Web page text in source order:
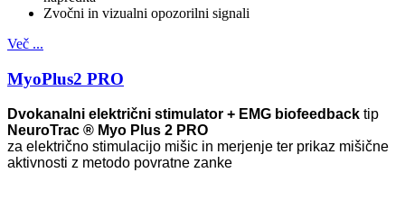
Zvočni in vizualni opozorilni signali
Več ...
MyoPlus2 PRO
Dvokanalni električni stimulator + EMG biofeedback tip
NeuroTrac ® Myo Plus 2 PRO
za električno stimulacijo mišic in merjenje ter prikaz mišične
aktivnosti z metodo povratne zanke